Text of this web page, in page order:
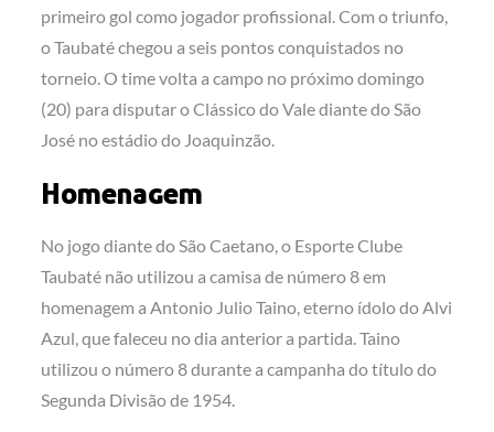
primeiro gol como jogador profissional. Com o triunfo,
o Taubaté chegou a seis pontos conquistados no
torneio. O time volta a campo no próximo domingo
(20) para disputar o Clássico do Vale diante do São
José no estádio do Joaquinzão.
Homenagem
No jogo diante do São Caetano, o Esporte Clube
Taubaté não utilizou a camisa de número 8 em
homenagem a Antonio Julio Taino, eterno ídolo do Alvi
Azul, que faleceu no dia anterior a partida. Taino
utilizou o número 8 durante a campanha do título do
Segunda Divisão de 1954.